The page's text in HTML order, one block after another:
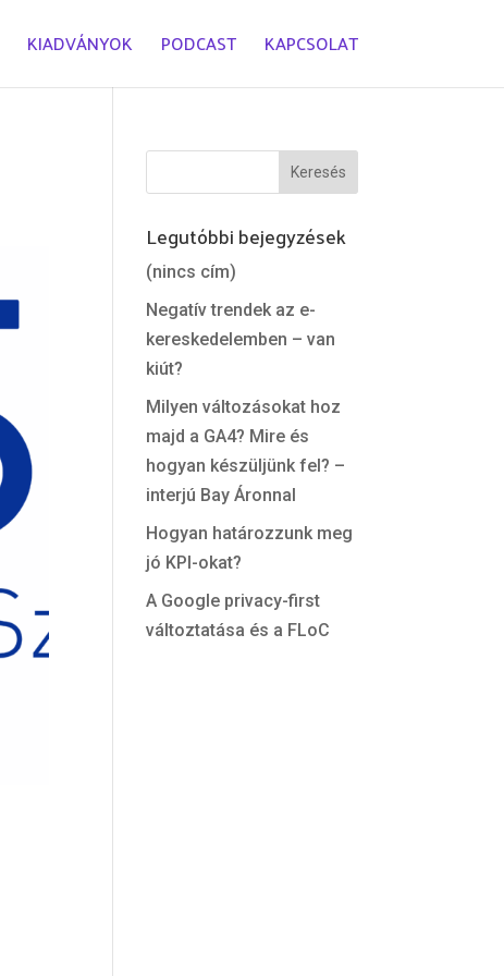
KIADVÁNYOK PODCAST KAPCSOLAT
Legutóbbi bejegyzések
(nincs cím)
Negatív trendek az e-
kereskedelemben – van
kiút?
Milyen változásokat hoz
majd a GA4? Mire és
hogyan készüljünk fel? –
interjú Bay Áronnal
Hogyan határozzunk meg
jó KPI-okat?
A Google privacy-first
változtatása és a FLoC